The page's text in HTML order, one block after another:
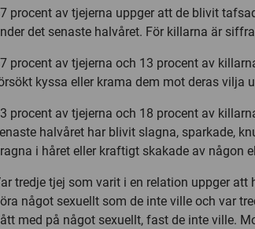
procent av tjejerna uppger att de blivit
det senaste halvåret. För killarna är
procent av tjejerna och 13 procent av
kyssa eller krama dem mot deras vilja
procent av tjejerna och 18 procent av
halvåret har blivit slagna, sparkade,
i håret eller kraftigt skakade av någon
tredje tjej som varit i en relation uppger
något sexuellt som de inte ville och var
med på något sexuellt, fast de inte ville.